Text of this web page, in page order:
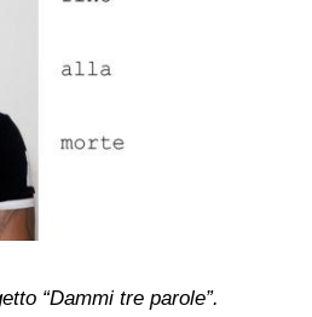
“Dammi tre parole”.